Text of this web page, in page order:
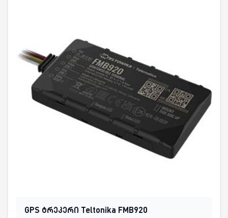
GPS ტრეკერი Teltonika FMB920